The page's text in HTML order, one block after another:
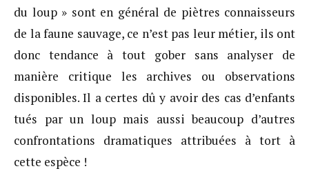
du loup » sont en général de piètres connaisseurs
de la faune sauvage, ce n’est pas leur métier, ils ont
donc tendance à tout gober sans analyser de
manière critique les archives ou observations
disponibles. Il a certes dû y avoir des cas d’enfants
tués par un loup mais aussi beaucoup d’autres
confrontations dramatiques attribuées à tort à
cette espèce !